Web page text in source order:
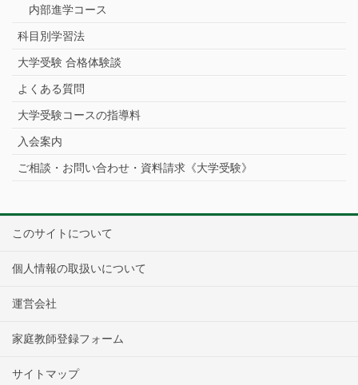
内部進学コース
科目別学習法
大学受験 合格体験談
よくある質問
大学受験コースの指導料
入会案内
ご相談・お問い合わせ・資料請求《大学受験》
このサイトについて
個人情報の取扱いについて
運営会社
家庭教師登録フォーム
サイトマップ